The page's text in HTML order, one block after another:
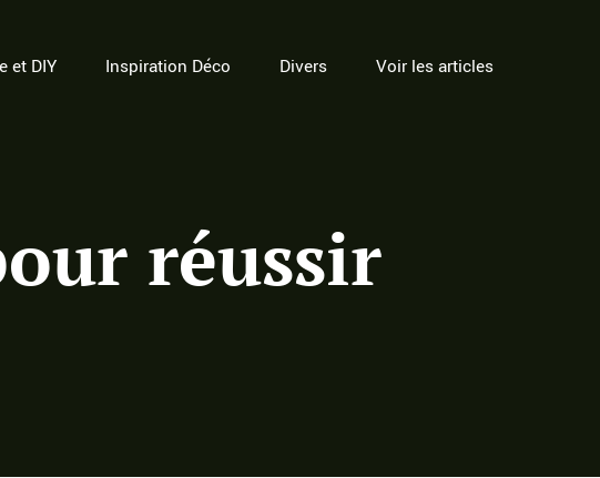
et DIY Inspiration Déco Divers Voir les articles
réussir